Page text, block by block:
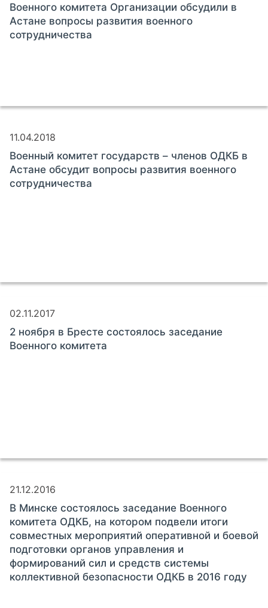
Военного комитета Организации обсудили в
Астане вопросы развития военного
сотрудничества
11.04.2018
Военный комитет государств – членов ОДКБ в
Астане обсудит вопросы развития военного
сотрудничества
02.11.2017
2 ноября в Бресте состоялось заседание
Военного комитета
21.12.2016
В Минске состоялось заседание Военного
комитета ОДКБ, на котором подвели итоги
совместных мероприятий оперативной и боевой
подготовки органов управления и
формирований сил и средств системы
коллективной безопасности ОДКБ в 2016 году